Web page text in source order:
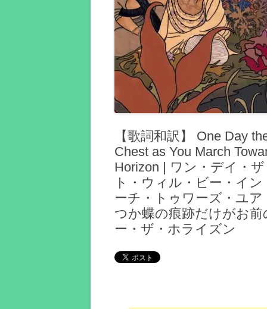
【歌詞和訳】 One Day
Chest as You March
Horizon | ワン・デイ・
ト・ウィル・ビー・イ
ーチ・トゥワーズ・ユ
つか蝶の痕跡だけがお
ー・ザ・ホライズン